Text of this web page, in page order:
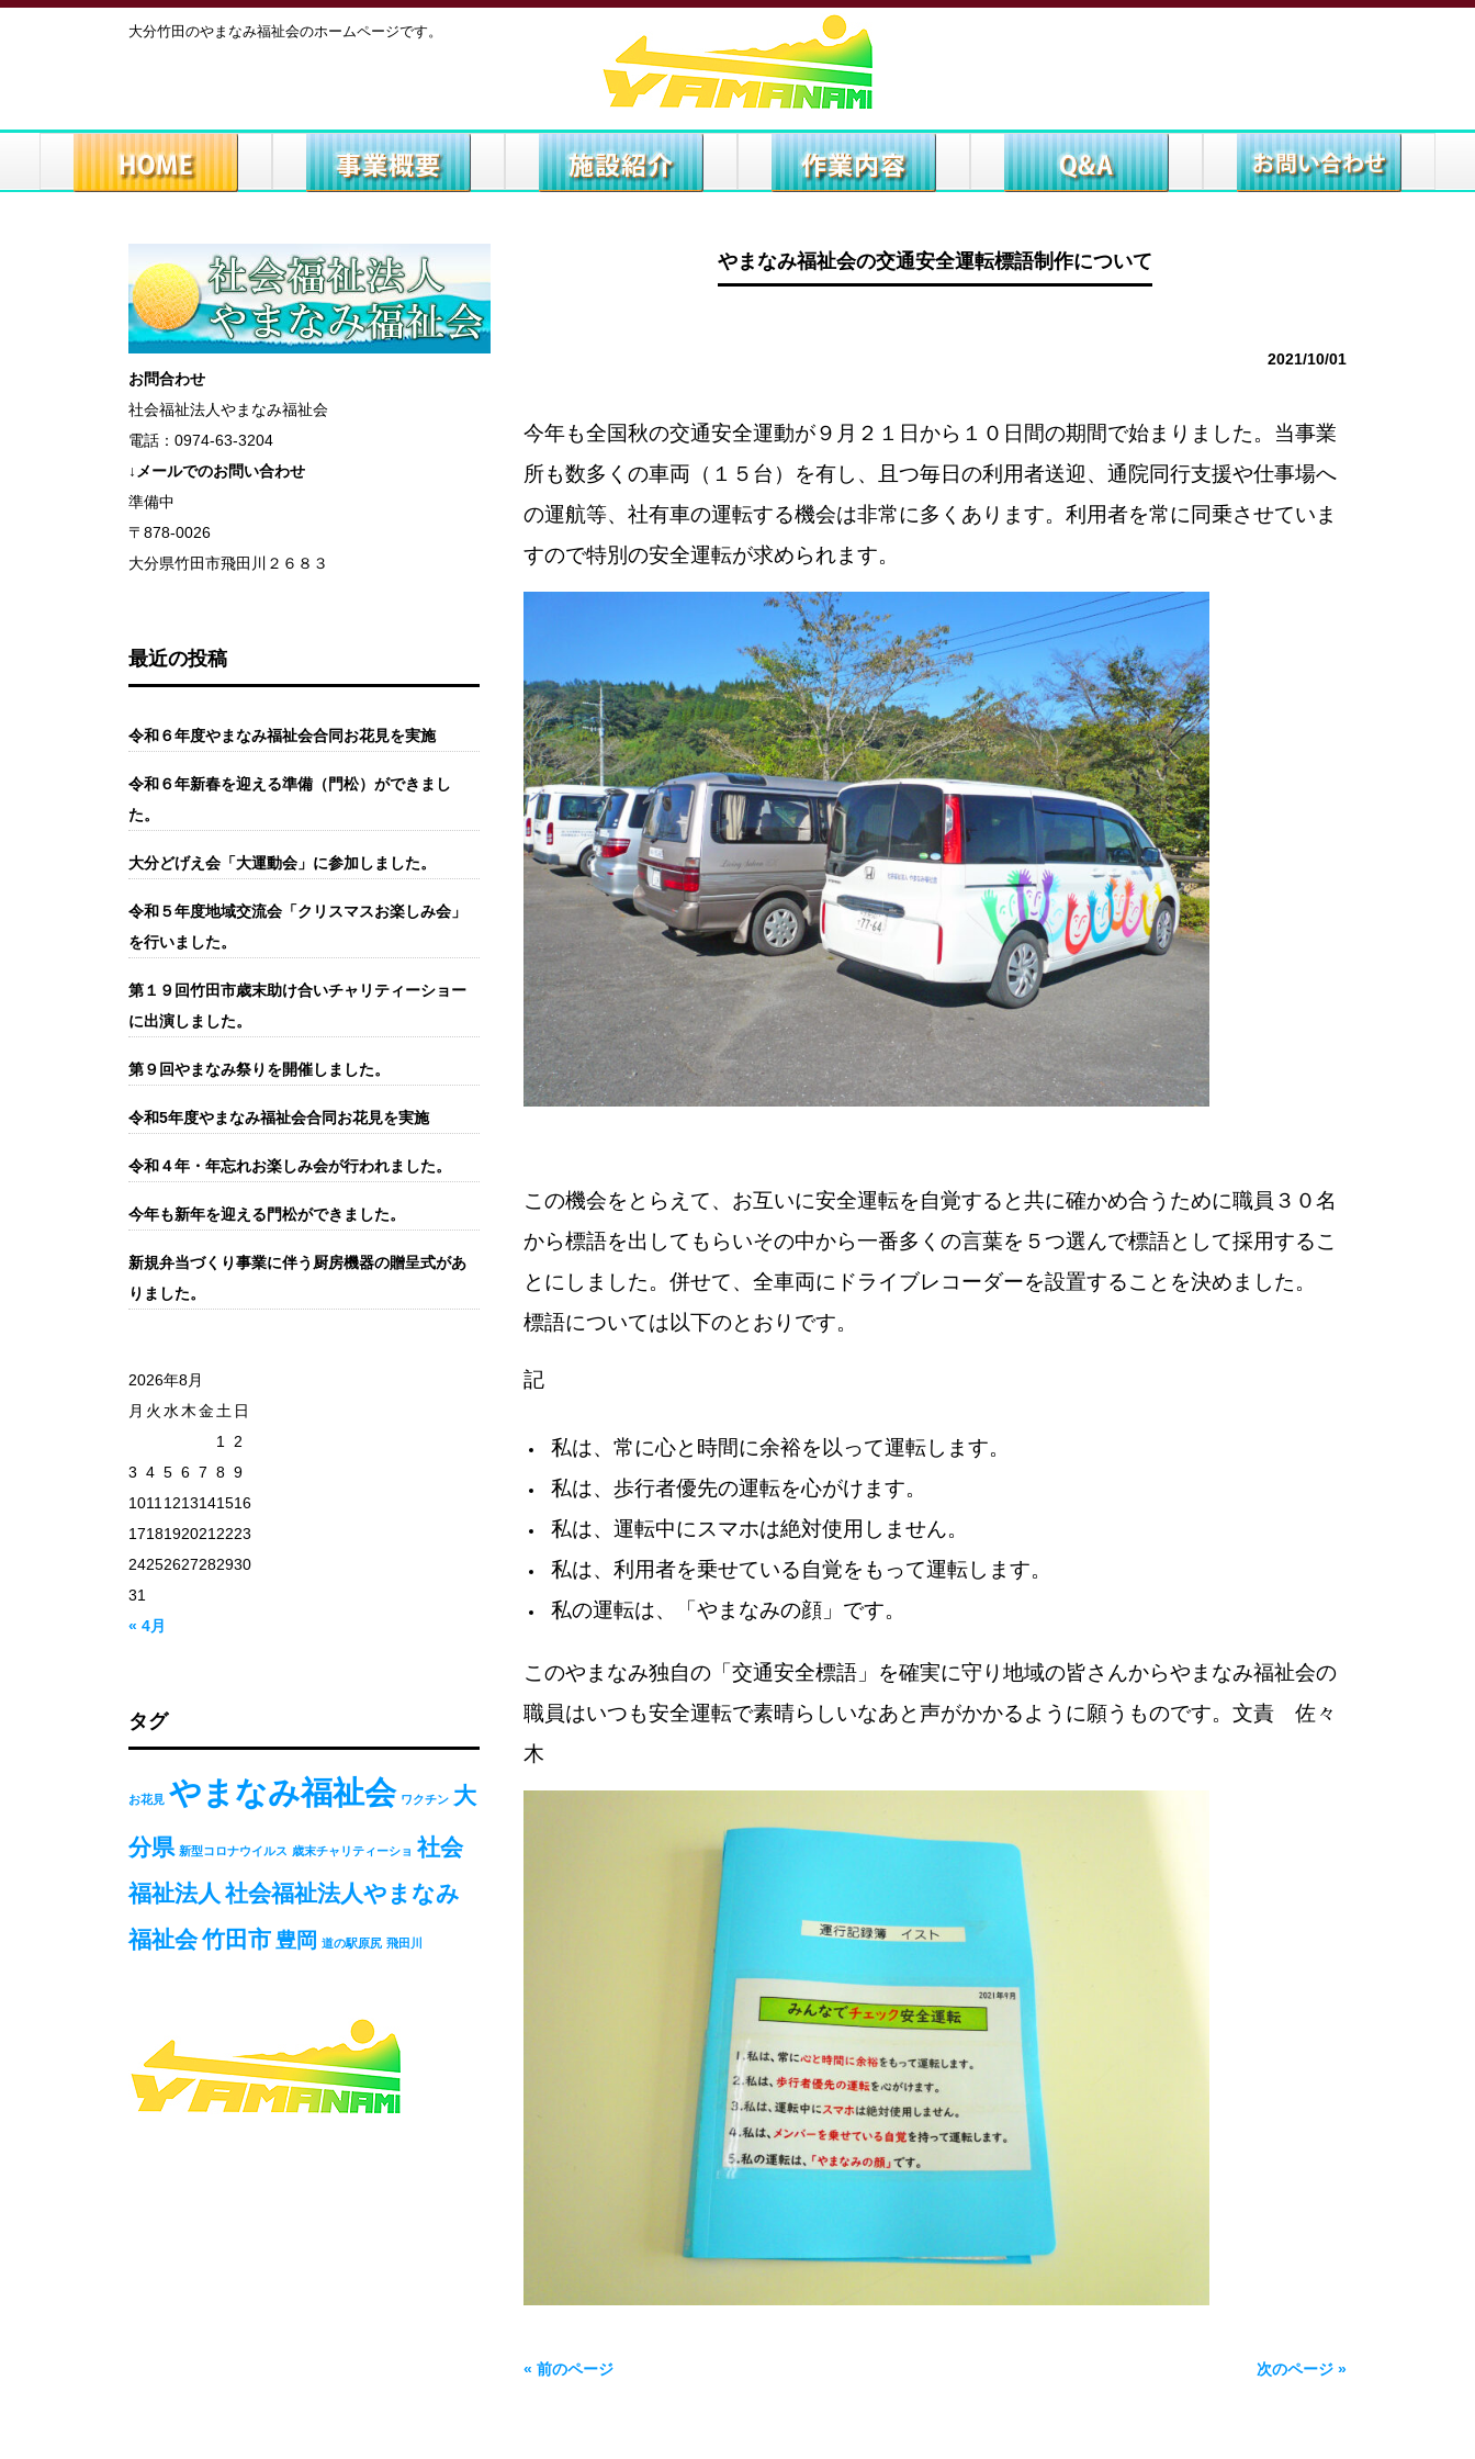
大分竹田のやまなみ福祉会のホームページです。
やまなみ福祉会の交通安全運転標語制作について
2021/10/01
今年も全国秋の交通安全運動が９月２１日から１０日間の期間で始まりました。当事業
所も数多くの車両（１５台）を有し、且つ毎日の利用者送迎、通院同行支援や仕事場へ
の運航等、社有車の運転する機会は非常に多くあります。利用者を常に同乗させていま
すので特別の安全運転が求められます。
この機会をとらえて、お互いに安全運転を自覚すると共に確かめ合うために職員３０名
から標語を出してもらいその中から一番多くの言葉を５つ選んで標語として採用するこ
とにしました。併せて、全車両にドライブレコーダーを設置することを決めました。
標語については以下のとおりです。
記
私は、常に心と時間に余裕を以って運転します。
私は、歩行者優先の運転を心がけます。
私は、運転中にスマホは絶対使用しません。
私は、利用者を乗せている自覚をもって運転します。
私の運転は、「やまなみの顔」です。
このやまなみ独自の「交通安全標語」を確実に守り地域の皆さんからやまなみ福祉会の
職員はいつも安全運転で素晴らしいなあと声がかかるように願うものです。文責 佐々
木
« 前のページ 次のページ »
お問合わせ
社会福祉法人やまなみ福祉会
電話：0974-63-3204
↓メールでのお問い合わせ
準備中
〒878-0026
大分県竹田市飛田川２６８３
最近の投稿
令和６年度やまなみ福祉会合同お花見を実施
令和６年新春を迎える準備（門松）ができまし
た。
大分どげえ会「大運動会」に参加しました。
令和５年度地域交流会「クリスマスお楽しみ会」
を行いました。
第１９回竹田市歳末助け合いチャリティーショー
に出演しました。
第９回やまなみ祭りを開催しました。
令和5年度やまなみ福祉会合同お花見を実施
令和４年・年忘れお楽しみ会が行われました。
今年も新年を迎える門松ができました。
新規弁当づくり事業に伴う厨房機器の贈呈式があ
りました。
2026年8月
月 火 水 木金 土 日
1
2
3 4 5 6 7 8 9
1011 1213141516
1718192021 2223
24252627282930
31
« 4月
タグ
お花見 やまなみ福祉会 ワクチン 大
分県 新型コロナウイルス 歳末チャリティーショ 社会
福祉法人 社会福祉法人やまなみ
福祉会竹田市 豊岡 道の駅原尻 飛田川